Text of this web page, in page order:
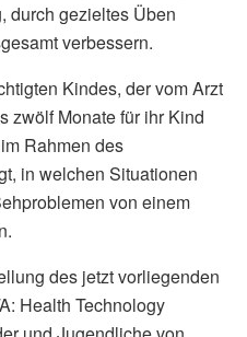
durch gezieltes Üben
verbessern.
Kindes, der vom Arzt
zwölf Monate für ihr Kind
Rahmen des
in welchen Situationen
von einem
des jetzt vorliegenden
Health Technology